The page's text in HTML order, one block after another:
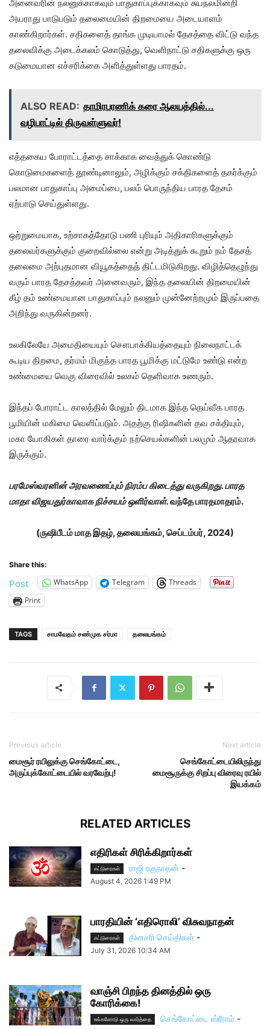
அனைவரின் நலனுக்காகவும் பாதுகாப்புக்காகவும் சுயநலமின்றி
அயராது பாடுபடும் தலைமையின் திறமையை அடையாளம்
காண்கிறார்கள். சதிகளைத் தாங்க முடியாமல் தேசத்தை விட்டு வந்த
தலைவிக்கு அடைக்கலம் கொடுத்து, வெளிநாட்டு சதிகளுக்கு ஒரு
கடுமையான எச்சரிக்கை அளித்துள்ளது பாரதம்.
ALSO READ: தாமிரபரணிக் கரை ஆலயத்தில்...
வழிபாட்டில் திருவள்ளுவர்!
எத்தகைய போராட்டத்தை சாக்காக வைத்துக் கொண்டு
கொடுமைகளைத் தூண்டினாலும், அழிக்கும் சக்திகளைத் தகர்க்கும்
பலமான பாதுகாப்பு அமைப்பை, பலம் பொருந்திய பாரத தேசம்
ஏற்பாடு செய்துள்ளது.
ஒற்றுமையாக, உற்சாகத்தோடு பணி புரியும் அதிகாரிகளுக்கும்
தலைவர்களுக்கும் குறைவில்லை என்று அடித்துக் கூறும் நம் தேசத்
தலைமை அற்புதமான வியூகத்தைத் திட்டமிடுகிறது. விழித்தெழுந்து
வரும் பாரத தேசத்தவர் அனைவரும், இந்த தலையின் திறமையின்
கீழ் தம் உண்மையான பாதுகாப்பும் நலனும் முன்னேற்றமும் இருப்பதை
அறிந்து வருகின்றனர்.
உலகிலேயே அமைதியையும் சௌபாக்கியத்தையும் நிலைநாட்டக்
கூடிய திறமை, தர்மம் மிகுந்த பாரத பூமிக்கு மட்டுமே உண்டு என்ற
உண்மையை வெகு விரைவில் உலகம் தெளிவாக உணரும்.
இந்தப் போராட்ட காலத்தில் மேலும் திடமாக இந்த தெய்வீக பாரத
பூமியின் மகிமை வெளிப்படும். அதற்கு ரிஷிகளின் தவ சக்தியும்,
மகா யோகிகள் தாரை வார்க்கும் நற்செயல்களின் பலமும் ஆதரவாக
இருக்கும்.
பரமேஸ்வரனின் அரவணைப்பும் நிரம்ப கிடைத்து வருகிறது. பாரத
மாதா விஜயதுர்காவாக நிச்சயம் ஒளிர்வாள்.வந்தே பாரதமாதரம்.
(ருஷிபீடம் மாத இதழ், தலையங்கம், செப்டம்பர், 2024)
Share this:
Post WhatsApp Telegram
Threads
Print
TAGS சாமவேதம் சண்முக சர்மா தலையங்கம்
Previous article
மைசூர் ரயிலுக்கு செங்கோட்டை,
அருப்புக்கோட்டையில் வரவேற்பு!
Next article
செங்கோட்டையிலிருந்து
மைசூருக்கு சிறப்பு விரைவு ரயில்
இயக்கம்
RELATED ARTICLES
எதிரிகள் சிரிக்கிறார்கள்
கட்டுரைகள் ராஜி ரகுநாதன் -
August 4, 2026 1:49 PM
பாரதியின் ‘எதிரொலி’ விசுவநாதன்
கட்டுரைகள் தினசரி செய்திகள் -
July 31, 2026 10:34 AM
வாஞ்சி பிறந்த தினத்தில் ஒரு
கோரிக்கை!
உங்களோடு ஒரு வார்த்தை செங்கோட்டை ஸ்ரீராம் -